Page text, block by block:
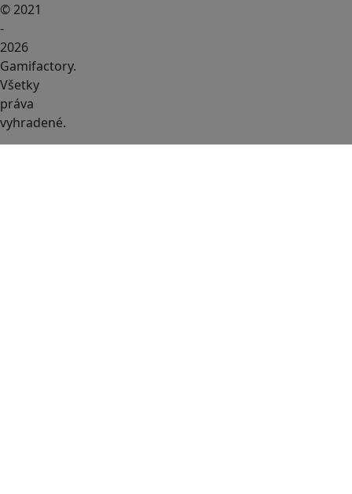
© 2021
-
2026
Gamifactory.
Všetky
práva
vyhradené.